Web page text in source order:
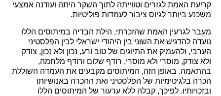
קריעת האמת לגזרים וטווייתה לתוך השקר היתה ועודנה אמצעי
משכנע ביותר לגיוס ציבור לעמדות פוליטיות.
מעֵבר לגרעין האמת שהזכרתי, הילת הבדיה במיתוסים הללו
נועדה להדגיש את השוני בין היהודי ישראלי לבין הפלסטיני
הערבי, ולהעמיק את התיוגים של טוב ורע, נכון ולא נכון, צודק
ולא צודק, מוסרי ולא מוסרי, רודף שלום ורודף מלחמה,
בהתאמה. באופן הזה, המיתוסים מקבעים את העמדה השוללת
הכרה בלגיטימיות של הפלסטיני ואת ההכרה באנושיותו
ובזכויותיו. לפיכך, קבלה ללא ערעור של המיתוסים הללו